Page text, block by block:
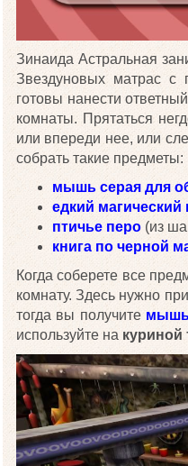
Зинаида Астральная
Звездуновых матрас с
готовы нанести
комнаты. Прятаться
или впереди нее, или
собрать такие предметы:
мышь серая для
едкий
птичье перо (из
книга по черной
Когда соберете все
комнату. Здесь нужно
тогда вы получите
используйте на куриной